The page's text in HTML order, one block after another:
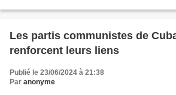
Les partis communistes de
renforcent leurs liens
Publié le 23/06/2024 à 21:38
Par anonyme